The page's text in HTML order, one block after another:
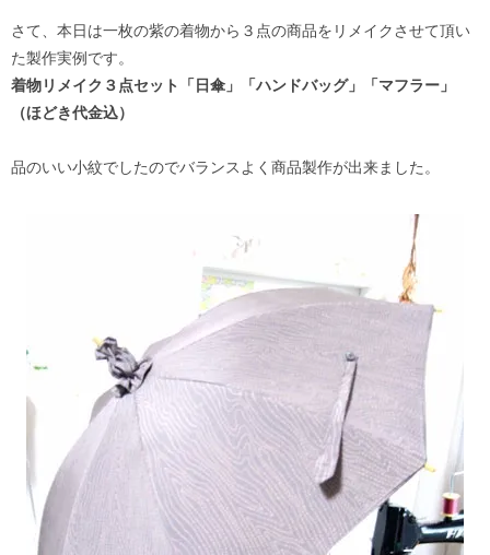
さて、本日は一枚の紫の着物から３点の商品をリメイクさせて頂い
た製作実例です。
着物リメイク３点セット「日傘」「ハンドバッグ」「マフラー」
（ほどき代金込）
品のいい小紋でしたのでバランスよく商品製作が出来ました。